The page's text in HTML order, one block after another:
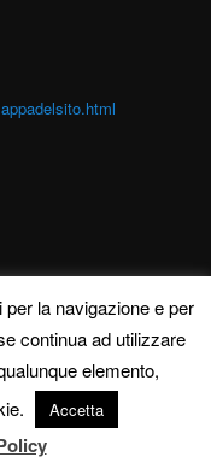
Proudly powered by
la navigazione e per
continua ad utilizzare
elemento,
Accetta